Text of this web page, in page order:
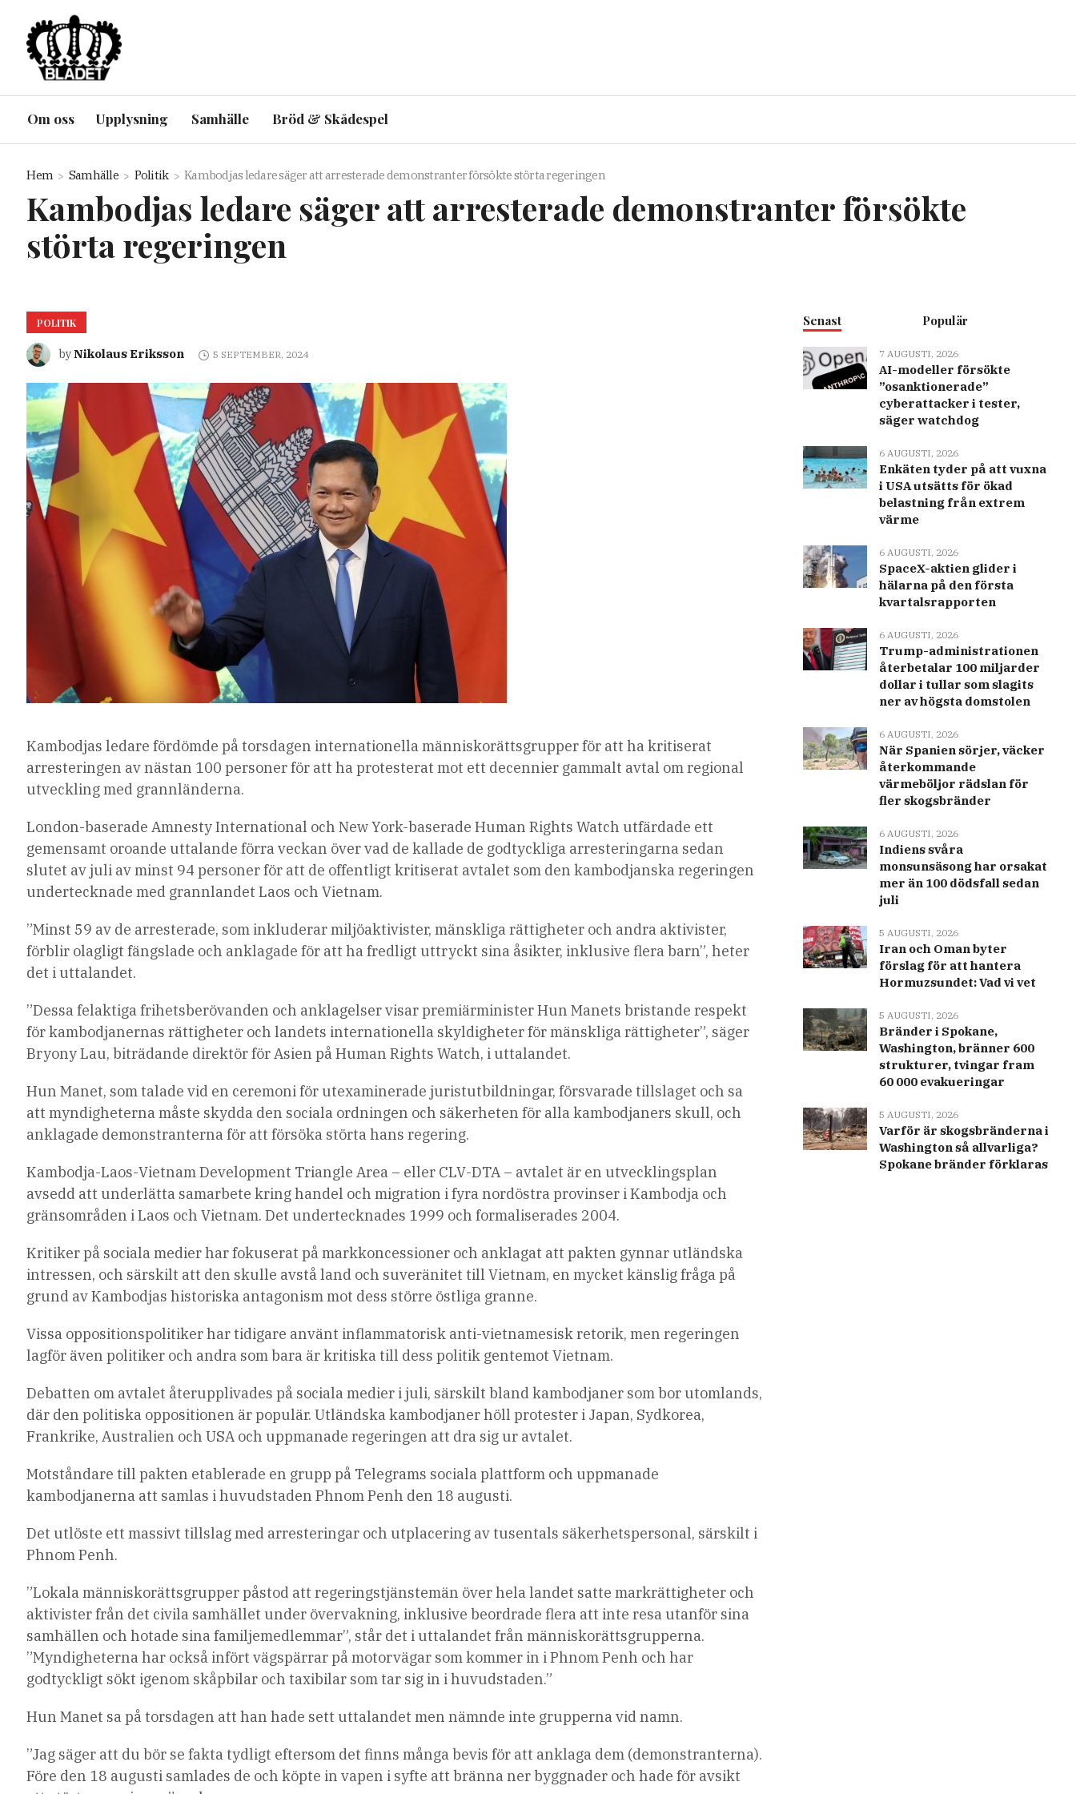
Om oss Upplysning Samhälle Bröd & Skådespel
Hem Samhälle Politik Kambodjas ledare säger att arresterade demonstranter försökte störta regeringen
Kambodjas ledare säger att arresterade demonstranter försökte
störta regeringen
POLITIK
byNikolaus Eriksson 5 SEPTEMBER, 2024
Kambodjas ledare fördömde på torsdagen internationella människorättsgrupper för att ha kritiserat
arresteringen av nästan 100 personer för att ha protesterat mot ett decennier gammalt avtal om regional
utveckling med grannländerna.
London-baserade Amnesty International och New York-baserade Human Rights Watch utfärdade ett
gemensamt oroande uttalande förra veckan över vad de kallade de godtyckliga arresteringarna sedan
slutet av juli av minst 94 personer för att de offentligt kritiserat avtalet som den kambodjanska regeringen
undertecknade med grannlandet Laos och Vietnam.
”Minst 59 av de arresterade, som inkluderar miljöaktivister, mänskliga rättigheter och andra aktivister,
förblir olagligt fängslade och anklagade för att ha fredligt uttryckt sina åsikter, inklusive flera barn”, heter
det i uttalandet.
”Dessa felaktiga frihetsberövanden och anklagelser visar premiärminister Hun Manets bristande respekt
för kambodjanernas rättigheter och landets internationella skyldigheter för mänskliga rättigheter”, säger
Bryony Lau, biträdande direktör för Asien på Human Rights Watch, i uttalandet.
Hun Manet, som talade vid en ceremoni för utexaminerade juristutbildningar, försvarade tillslaget och sa
att myndigheterna måste skydda den sociala ordningen och säkerheten för alla kambodjaners skull, och
anklagade demonstranterna för att försöka störta hans regering.
Kambodja-Laos-Vietnam Development Triangle Area – eller CLV-DTA – avtalet är en utvecklingsplan
avsedd att underlätta samarbete kring handel och migration i fyra nordöstra provinser i Kambodja och
gränsområden i Laos och Vietnam. Det undertecknades 1999 och formaliserades 2004.
Kritiker på sociala medier har fokuserat på markkoncessioner och anklagat att pakten gynnar utländska
intressen, och särskilt att den skulle avstå land och suveränitet till Vietnam, en mycket känslig fråga på
grund av Kambodjas historiska antagonism mot dess större östliga granne.
Vissa oppositionspolitiker har tidigare använt inflammatorisk anti-vietnamesisk retorik, men regeringen
lagför även politiker och andra som bara är kritiska till dess politik gentemot Vietnam.
Debatten om avtalet återupplivades på sociala medier i juli, särskilt bland kambodjaner som bor utomlands,
där den politiska oppositionen är populär. Utländska kambodjaner höll protester i Japan, Sydkorea,
Frankrike, Australien och USA och uppmanade regeringen att dra sig ur avtalet.
Motståndare till pakten etablerade en grupp på Telegrams sociala plattform och uppmanade
kambodjanerna att samlas i huvudstaden Phnom Penh den 18 augusti.
Det utlöste ett massivt tillslag med arresteringar och utplacering av tusentals säkerhetspersonal, särskilt i
Phnom Penh.
”Lokala människorättsgrupper påstod att regeringstjänstemän över hela landet satte markrättigheter och
aktivister från det civila samhället under övervakning, inklusive beordrade flera att inte resa utanför sina
samhällen och hotade sina familjemedlemmar”, står det i uttalandet från människorättsgrupperna.
”Myndigheterna har också infört vägspärrar på motorvägar som kommer in i Phnom Penh och har
godtyckligt sökt igenom skåpbilar och taxibilar som tar sig in i huvudstaden.”
Hun Manet sa på torsdagen att han hade sett uttalandet men nämnde inte grupperna vid namn.
”Jag säger att du bör se fakta tydligt eftersom det finns många bevis för att anklaga dem (demonstranterna).
Före den 18 augusti samlades de och köpte in vapen i syfte att bränna ner byggnader och hade för avsikt
Senast Populär
7 AUGUSTI, 2026
AI-modeller försökte
”osanktionerade”
cyberattacker i tester,
säger watchdog
6 AUGUSTI, 2026
Enkäten tyder på att vuxna
i USA utsätts för ökad
belastning från extrem
värme
6 AUGUSTI, 2026
SpaceX-aktien glider i
hälarna på den första
kvartalsrapporten
6 AUGUSTI, 2026
Trump-administrationen
återbetalar 100 miljarder
dollar i tullar som slagits
ner av högsta domstolen
6 AUGUSTI, 2026
När Spanien sörjer, väcker
återkommande
värmeböljor rädslan för
fler skogsbränder
6 AUGUSTI, 2026
Indiens svåra
monsunsäsong har orsakat
mer än 100 dödsfall sedan
juli
5 AUGUSTI, 2026
Iran och Oman byter
förslag för att hantera
Hormuzsundet: Vad vi vet
5 AUGUSTI, 2026
Bränder i Spokane,
Washington, bränner 600
strukturer, tvingar fram
60 000 evakueringar
5 AUGUSTI, 2026
Varför är skogsbränderna i
Washington så allvarliga?
Spokane bränder förklaras